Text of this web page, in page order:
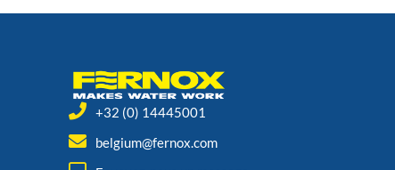
+32 (0) 14445001
belgium@fernox.com